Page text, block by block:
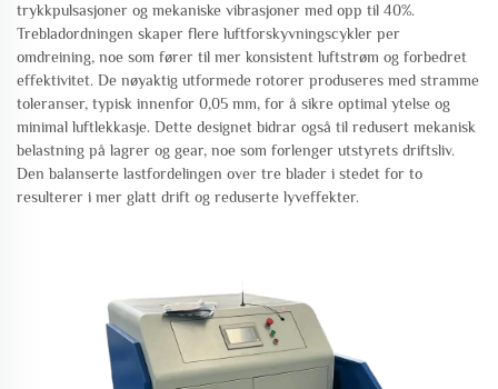
trykkpulsasjoner og mekaniske vibrasjoner med opp til 40%.
Trebladordningen skaper flere luftforskyvningscykler per
omdreining, noe som fører til mer konsistent luftstrøm og forbedret
effektivitet. De nøyaktig utformede rotorer produseres med stramme
toleranser, typisk innenfor 0,05 mm, for å sikre optimal ytelse og
minimal luftlekkasje. Dette designet bidrar også til redusert mekanisk
belastning på lagrer og gear, noe som forlenger utstyrets driftsliv.
Den balanserte lastfordelingen over tre blader i stedet for to
resulterer i mer glatt drift og reduserte lyveffekter.